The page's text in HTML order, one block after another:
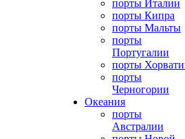
порты Италии
порты Кипра
порты Мальты
порты
Португалии
порты
порты
Черногории
Океания
порты
Австралии